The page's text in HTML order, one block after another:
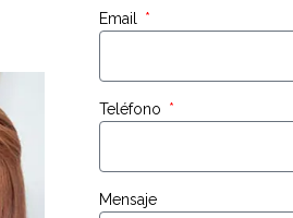
Email
Teléfono
Mensaje